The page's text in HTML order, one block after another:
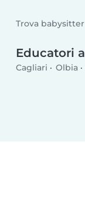
Trova babysitter
Educatori
Cagliari Olbia